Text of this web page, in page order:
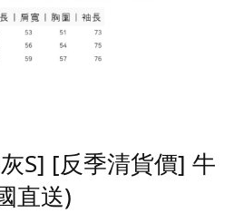
S] [反季清貨價] 牛
直送)